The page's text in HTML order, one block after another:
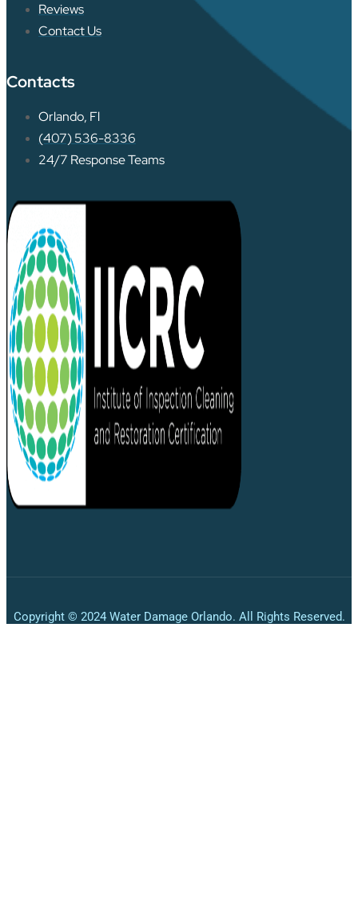
Reviews
Contact Us
Contacts
Orlando, Fl
(407) 536-8336
24/7 Response Teams
Copyright © 2024 Water Damage Orlando. All Rights Reserved.